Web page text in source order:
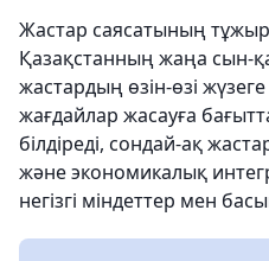
Жастар саясатының
Қазақстанның жаңа сын-
жастардың өзін-өзі
жағдайлар жасауға
білдіреді, сондай-ақ
және экономикалық
негізгі міндеттер мен